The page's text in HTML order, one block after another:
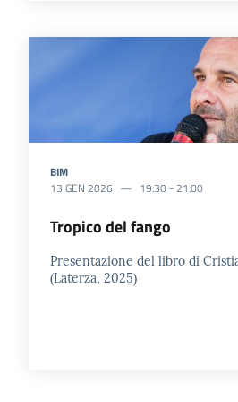
BIM
13 GEN 2026
19:30 - 21:00
Tropico del fango
Presentazione del libro di
(Laterza, 2025)